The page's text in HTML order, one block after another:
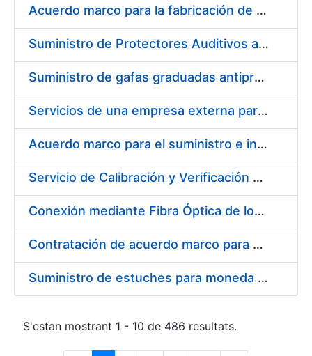
Acuerdo marco para la fabricación de piezas
Suministro de Protectores Auditivos a medida para las personas trabajadoras de los Centros de Trabajo de Madrid y Burgos
Suministro de gafas graduadas antiproyecciones para los trabajadores de la FNMT-RCM en los centros de trabajo de Madrid y Burgos
Servicios de una empresa externa para el asesoramiento y resolución de los recursos de alzada que se presentan relacionados con procesos de selección para la FNMT-RCM
Acuerdo marco para el suministro e instalación de persianas, estores y otros complementos
Servicio de Calibración y Verificación Externa de los Equipos de Medición del Servicio de Prevención de la FNMT-RCM
Conexión mediante Fibra Óptica de los Centros de Proceso de Datos (CPDs) de las sedes de la FNMT-RCM de Burgos y Madrid
Contratación de acuerdo marco para el Suministro de Material de Electricidad para la Fábrica Nacional de Moneda y Timbre-Real Casa de la Moneda en su centro de trabajo de Burgos
Suministro de estuches para moneda de 30 €
S'estan mostrant 1 - 10 de 486 resultats.